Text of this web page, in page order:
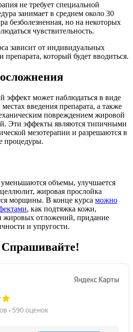
не требует специальной
занимает в среднем около 30
безболезненная, но на некоторых
чувствительность.
зависит от индивидуальных
препарата, который будет вводиться.
эффект может наблюдаться в виде
введения препарата, а также
повреждением жировой
Эти эффекты являются типичными
мезотерапии и разрешаются в
процедуры.
объемы, улучшается
жировая прослойка
морщины. В конце курса можно
, как подтяжка кожи,
жировых отложений, придание
и упругости.